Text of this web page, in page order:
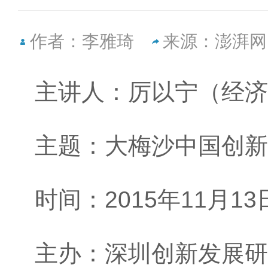
作者：李雅琦 来源：澎湃网
主讲人：厉以宁（经
主题：大梅沙中国创
时间： 2015年11 月 13
主办：深圳创新发展